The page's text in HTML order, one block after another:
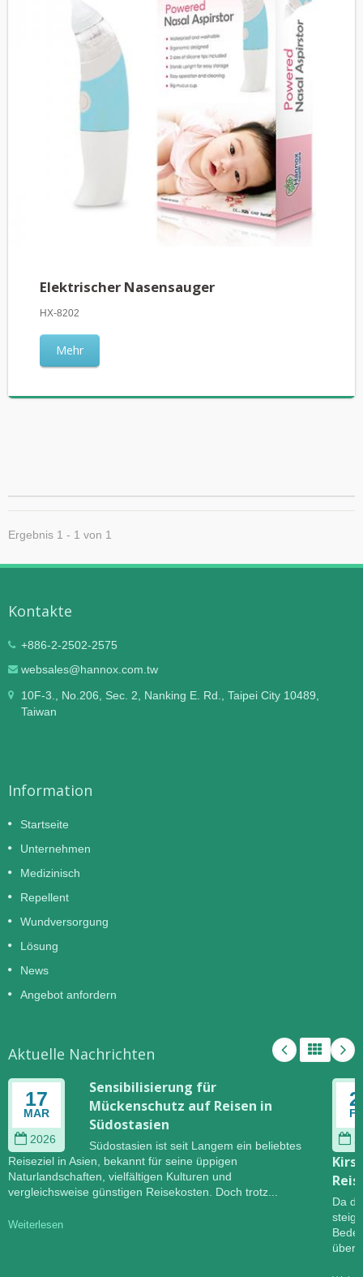
Elektrischer Nasensauger
HX-8202
Mehr
Ergebnis 1 - 1 von 1
Kontakte
+886-2-2502-2575
websales@hannox.com.tw
10F-3., No.206, Sec. 2, Nanking E. Rd., Taipei City 10489,
Taiwan
Information
Startseite
Unternehmen
Medizinisch
Repellent
Wundversorgung
Lösung
News
Angebot anfordern
Aktuelle Nachrichten
17
MAR
2026
Sensibilisierung für
Mückenschutz auf Reisen in
Südostasien
Südostasien ist seit Langem ein beliebtes
Reiseziel in Asien, bekannt für seine üppigen
Naturlandschaften, vielfältigen Kulturen und
vergleichsweise günstigen Reisekosten. Doch trotz...
Weiterlesen
Da